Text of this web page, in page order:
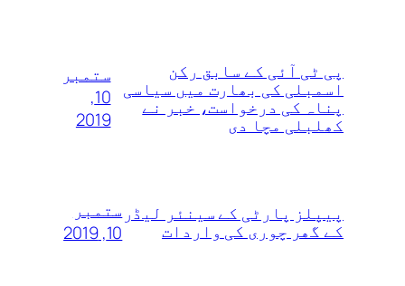
پی ٹی آئی کے سابق رکن
اسمبلی کی بھارت میں سیاسی
پناہ کی درخواست، خبر نے
کھلبلی مچا دی
ستمبر
10,
2019
پیپلز پارٹی کے سینئر لیڈر
کے گھر چوری کی واردات
ستمبر
10, 2019